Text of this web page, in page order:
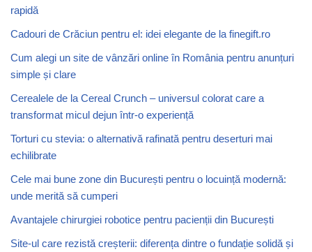
rapidă
Cadouri de Crăciun pentru el: idei elegante de la finegift.ro
Cum alegi un site de vânzări online în România pentru anunțuri
simple și clare
Cerealele de la Cereal Crunch – universul colorat care a
transformat micul dejun într-o experiență
Torturi cu stevia: o alternativă rafinată pentru deserturi mai
echilibrate
Cele mai bune zone din București pentru o locuință modernă:
unde merită să cumperi
Avantajele chirurgiei robotice pentru pacienții din București
Site-ul care rezistă creșterii: diferența dintre o fundație solidă și